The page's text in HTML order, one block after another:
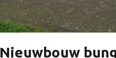
Nieuwbouw